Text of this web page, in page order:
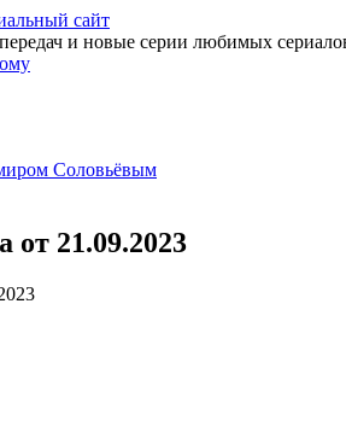
сайт
и новые серии любимых
Соловьёвым
от 21.09.2023